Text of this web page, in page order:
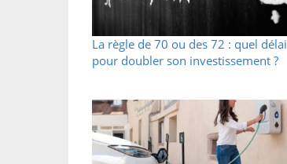
La règle de 70 ou des 72 : quel délai
pour doubler son investissement ?